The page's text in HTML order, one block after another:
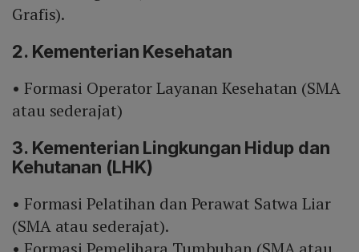
Grafis).
2. Kementerian Kesehatan
• Formasi Operator Layanan Kesehatan (SMA
atau sederajat)
3. Kementerian Lingkungan Hidup dan
Kehutanan (LHK)
• Formasi Pelatihan dan Perawat Satwa Liar
(SMA atau sederajat).